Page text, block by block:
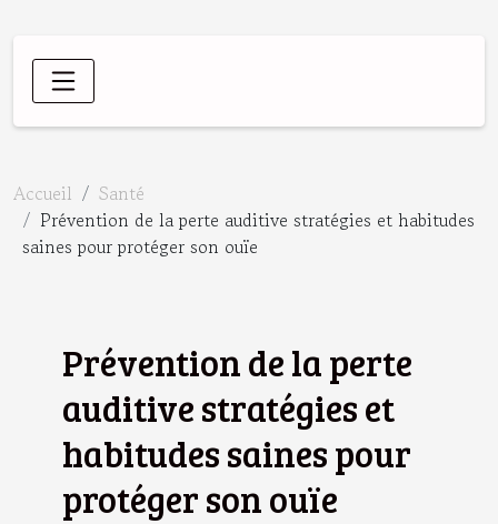
Accueil
Santé
Prévention de la perte auditive stratégies et habitudes
saines pour protéger son ouïe
Prévention de la perte
auditive stratégies et
habitudes saines pour
protéger son ouïe